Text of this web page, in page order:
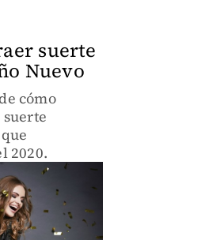
suerte
Nuevo
cómo
2020.